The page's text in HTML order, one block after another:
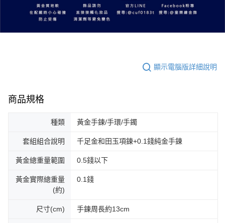
顯示電腦版詳細說明
商品規格
種類 黃金手鍊/手環/手鐲
套組組合說明 千足金和田玉項鍊+0.1錢純金手鍊
黃金總重量範圍 0.5錢以下
黃金實際總重量
(約)
0.1錢
尺寸(cm) 手鍊周長約13cm